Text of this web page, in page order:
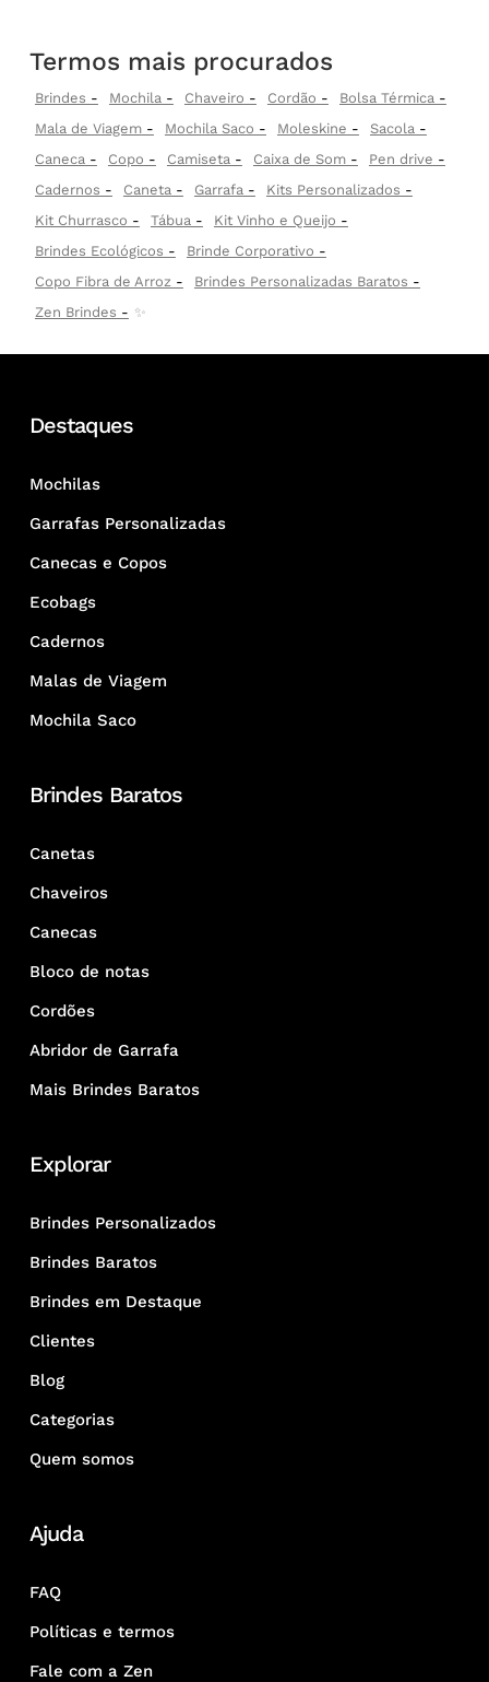
Termos mais procurados
Brindes Mochila Chaveiro Cordão
Bolsa Térmica
Mala de Viagem
Mochila Saco Moleskine
Sacola
Caneca
Copo Camiseta Caixa de Som
Pen drive
Cadernos
Caneta Garrafa
Kits Personalizados
Kit Churrasco
Tábua
Kit Vinho e Queijo
Brindes Ecológicos
Brinde Corporativo
Copo Fibra de Arroz
Brindes Personalizadas Baratos
Zen Brindes
✨
Destaques
Mochilas
Garrafas Personalizadas
Canecas e Copos
Ecobags
Cadernos
Malas de Viagem
Mochila Saco
Brindes Baratos
Canetas
Chaveiros
Canecas
Bloco de notas
Cordões
Abridor de Garrafa
Mais Brindes Baratos
Explorar
Brindes Personalizados
Brindes Baratos
Brindes em Destaque
Clientes
Blog
Categorias
Quem somos
Ajuda
FAQ
Políticas e termos
Fale com a Zen